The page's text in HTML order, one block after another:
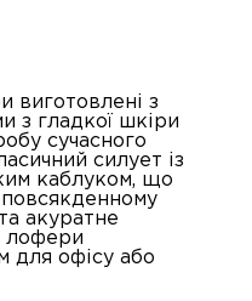
виготовлені з
з гладкої шкіри
сучасного
силует із
каблуком, що
повсякденному
акуратне
лофери
для офісу або